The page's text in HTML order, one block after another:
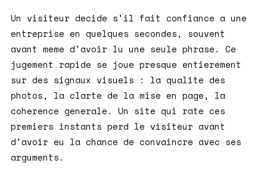
Un visiteur decide s'il fait confiance a une
entreprise en quelques secondes, souvent
avant meme d'avoir lu une seule phrase. Ce
jugement rapide se joue presque entierement
sur des signaux visuels : la qualite des
photos, la clarte de la mise en page, la
coherence generale. Un site qui rate ces
premiers instants perd le visiteur avant
d'avoir eu la chance de convaincre avec ses
arguments.